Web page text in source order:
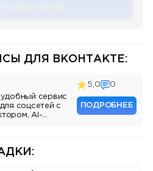
ДЛЯ ВКОНТАКТЕ:
сервис
соцсетей с
AI-
5,0 0
ПОДРОБНЕЕ